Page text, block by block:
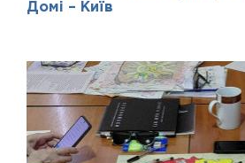
Домі – Київ